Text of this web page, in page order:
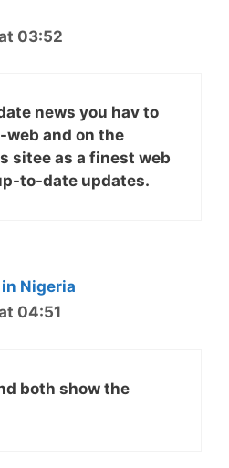
03:52
news you hav to
and on the
sitee as a finest web
to-date updates.
Nigeria
04:51
both show the